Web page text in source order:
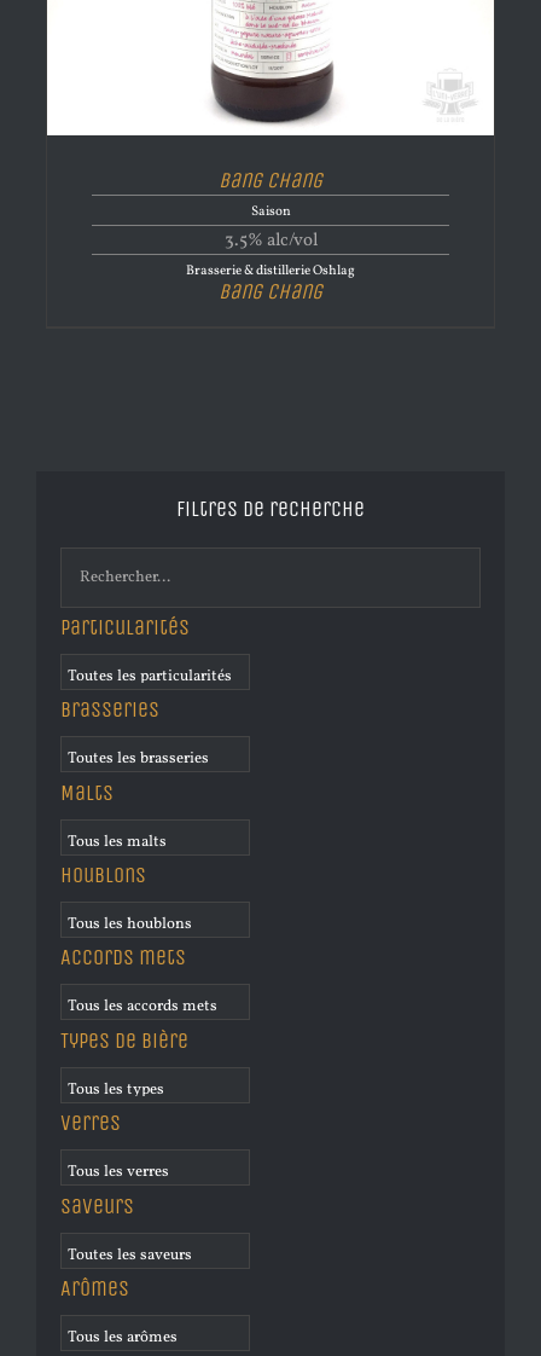
Bang Chang
Saison
3.5% alc/vol
Brasserie & distillerie Oshlag
Bang Chang
Filtres de recherche
Particularités
Brasseries
Malts
Houblons
Accords mets
Types de bière
Verres
Saveurs
Arômes